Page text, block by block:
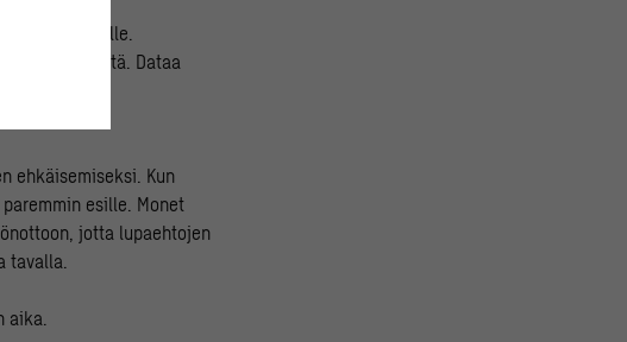
kunnalle.
ja reiteistä. Dataa
muiden
ehkäisemiseksi. Kun
esille. Monet
jotta lupaehtojen
tavalla.
aika.